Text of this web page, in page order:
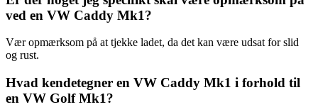
ved en VW Caddy Mk1?
Vær opmærksom på at tjekke ladet, da det kan være udsat for slid
og rust.
Hvad kendetegner en VW Caddy Mk1 i forhold til
en VW Golf Mk1?